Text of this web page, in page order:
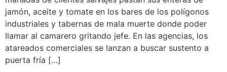
jamón, aceite y tomate en los bares de los polígonos
industriales y tabernas de mala muerte donde poder
llamar al camarero gritando jefe. En las agencias, los
atareados comerciales se lanzan a buscar sustento a
puerta fría […]